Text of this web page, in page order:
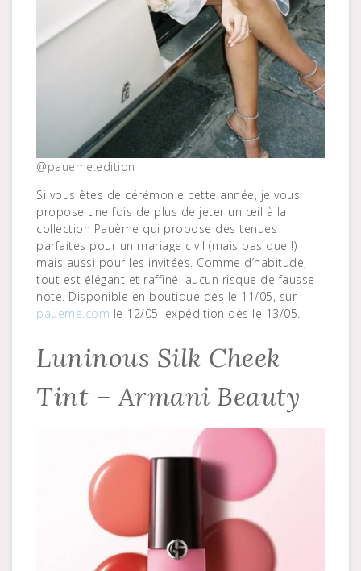
@paueme.edition
Si vous êtes de cérémonie cette année, je vous
propose une fois de plus de jeter un œil à la
collection Pauème qui propose des tenues
parfaites pour un mariage civil (mais pas que !)
mais aussi pour les invitées. Comme d’habitude,
tout est élégant et raffiné, aucun risque de fausse
note. Disponible en boutique dès le 11/05, sur
paueme.com le 12/05, expédition dès le 13/05.
Luninous Silk Cheek
Tint – Armani Beauty